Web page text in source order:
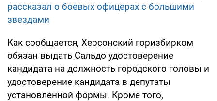
рассказал о боевых офицерах с большими
звездами
Как сообщается, Херсонский горизбирком
обязан выдать Сальдо удостоверение
кандидата на должность городского головы и
удостоверение кандидата в депутаты
установленной формы. Кроме того,